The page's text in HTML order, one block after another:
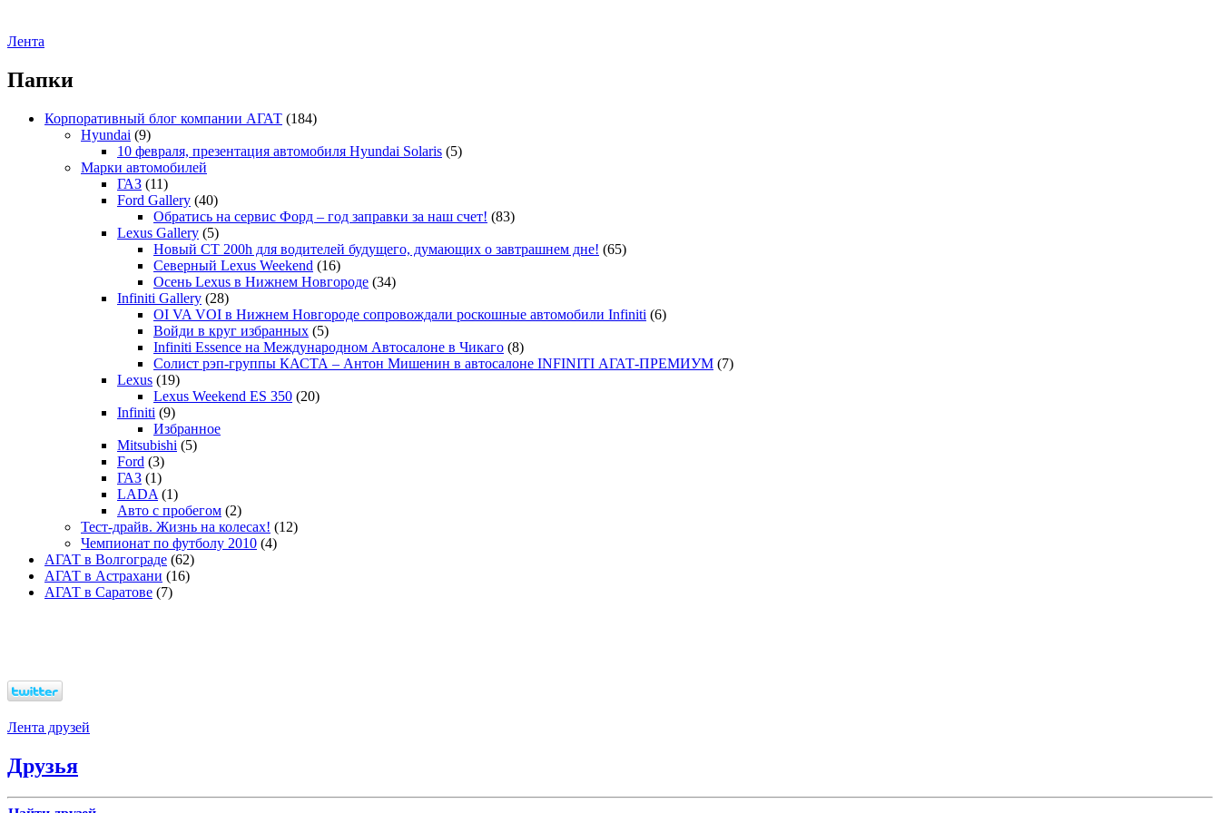
Лента
Папки
Корпоративный блог компании АГАТ (184)
Hyundai (9)
10 февраля, презентация автомобиля Hyundai Solaris (5)
Марки автомобилей
ГАЗ (11)
Ford Gallery (40)
Обратись на сервис Форд – год заправки за наш счет! (83)
Lexus Gallery (5)
Новый CT 200h для водителей будущего, думающих о завтрашнем дне! (65)
Северный Lexus Weekend (16)
Осень Lexus в Нижнем Новгороде (34)
Infiniti Gallery (28)
OI VA VOI в Нижнем Новгороде сопровождали роскошные автомобили Infiniti (6)
Войди в круг избранных (5)
Infiniti Essence на Международном Автосалоне в Чикаго (8)
Солист рэп-группы КАСТА – Антон Мишенин в автосалоне INFINITI АГАТ-ПРЕМИУМ (7)
Lexus (19)
Lexus Weekend ES 350 (20)
Infiniti (9)
Избранное
Mitsubishi (5)
Ford (3)
ГАЗ (1)
LADA (1)
Авто с пробегом (2)
Тест-драйв. Жизнь на колесах! (12)
Чемпионат по футболу 2010 (4)
АГАТ в Волгограде (62)
АГАТ в Астрахани (16)
АГАТ в Саратове (7)
Лента друзей
Друзья